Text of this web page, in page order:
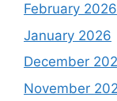
February 2026
January 2026
December
November